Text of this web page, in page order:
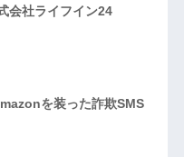
社ライフイン24
を装った詐欺SMS